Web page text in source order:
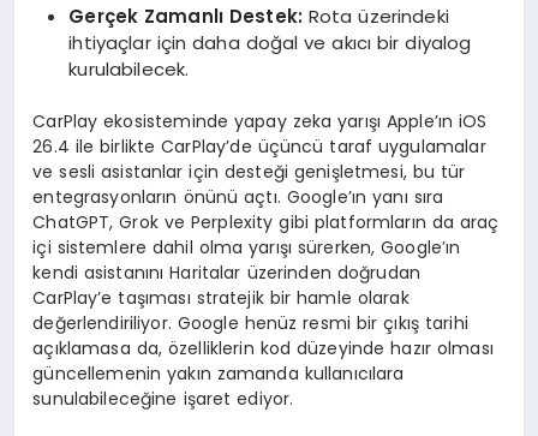
Gerçek Zamanlı Destek: Rota üzerindeki
ihtiyaçlar için daha doğal ve akıcı bir diyalog
kurulabilecek.
CarPlay ekosisteminde yapay zeka yarışı Apple’ın iOS
26.4 ile birlikte CarPlay’de üçüncü taraf uygulamalar
ve sesli asistanlar için desteği genişletmesi, bu tür
entegrasyonların önünü açtı. Google’ın yanı sıra
ChatGPT, Grok ve Perplexity gibi platformların da araç
içi sistemlere dahil olma yarışı sürerken, Google’ın
kendi asistanını Haritalar üzerinden doğrudan
CarPlay’e taşıması stratejik bir hamle olarak
değerlendiriliyor. Google henüz resmi bir çıkış tarihi
açıklamasa da, özelliklerin kod düzeyinde hazır olması
güncellemenin yakın zamanda kullanıcılara
sunulabileceğine işaret ediyor.